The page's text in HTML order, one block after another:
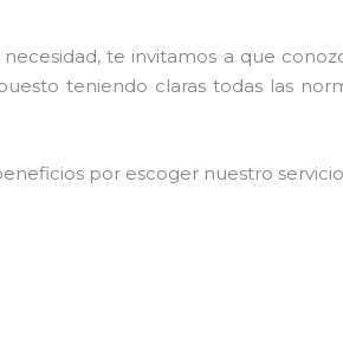
te invitamos a que
teniendo claras todas las
por escoger nuestro servicio